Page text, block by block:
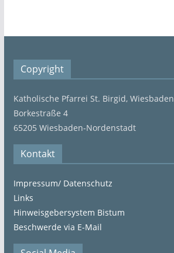
Copyright
Katholische Pfarrei St. Birgid, Wiesbaden
Borkestraße 4
65205 Wiesbaden-Nordenstadt
Kontakt
Impressum/ Datenschutz
Links
Hinweisgebersystem Bistum
Beschwerde via E-Mail